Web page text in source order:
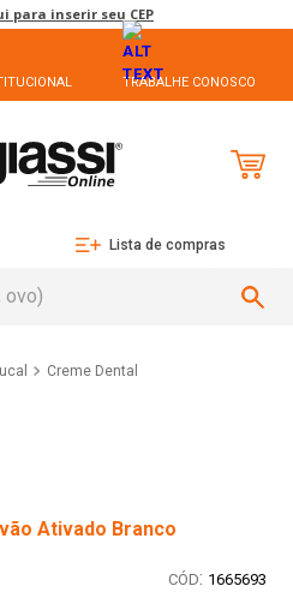
para inserir seu CEP
TRABALHE CONOSCO
Lista de compras
Creme Dental
Ativado Branco
: 1665693